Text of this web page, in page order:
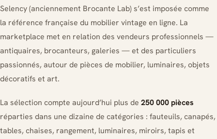
Selency (anciennement Brocante Lab) s’est imposée comme
la référence française du mobilier vintage en ligne. La
marketplace met en relation des vendeurs professionnels —
antiquaires, brocanteurs, galeries — et des particuliers
passionnés, autour de pièces de mobilier, luminaires, objets
décoratifs et art.
La sélection compte aujourd’hui plus de 250 000 pièces
réparties dans une dizaine de catégories : fauteuils, canapés,
tables, chaises, rangement, luminaires, miroirs, tapis et